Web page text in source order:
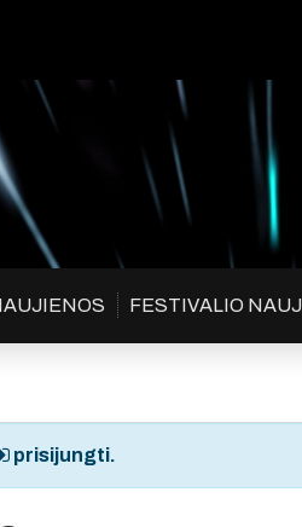
FESTIVALIO
prisijungti.